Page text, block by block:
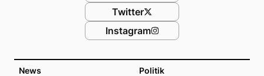
News Politik
Twitter
Instagram